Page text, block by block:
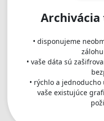
• disponujeme
• vaše dáta sú
• rýchlo a
vaše existujúce